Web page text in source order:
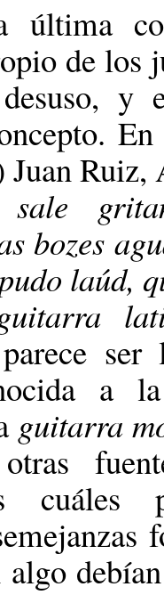
última
de los
y
Juan
bozes
laúd,
ser
a
guitarra